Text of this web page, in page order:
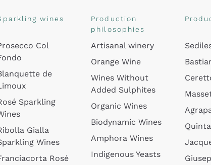
wines
Col
de
Sparkling
Gialla
Wines
Rosé
Production
philosophies
Artisanal winery
Orange Wine
Wines Without
Added Sulphites
Organic Wines
Biodynamic Wines
Amphora Wines
Indigenous Yeasts